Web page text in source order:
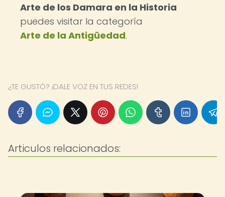
Arte de los Damara en la Historia
puedes visitar la categoría
Arte de la Antigüedad.
¿TE GUSTÓ? ¡DALE VOZ EN TUS REDES!
Articulos relacionados: